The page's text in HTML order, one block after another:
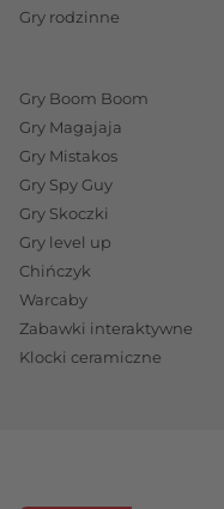
Gry rodzinne
Gry Boom Boom
Gry Magajaja
Gry Mistakos
Gry Spy Guy
Gry Skoczki
Gry level up
Chińczyk
Warcaby
Zabawki interaktywne
Klocki ceramiczne